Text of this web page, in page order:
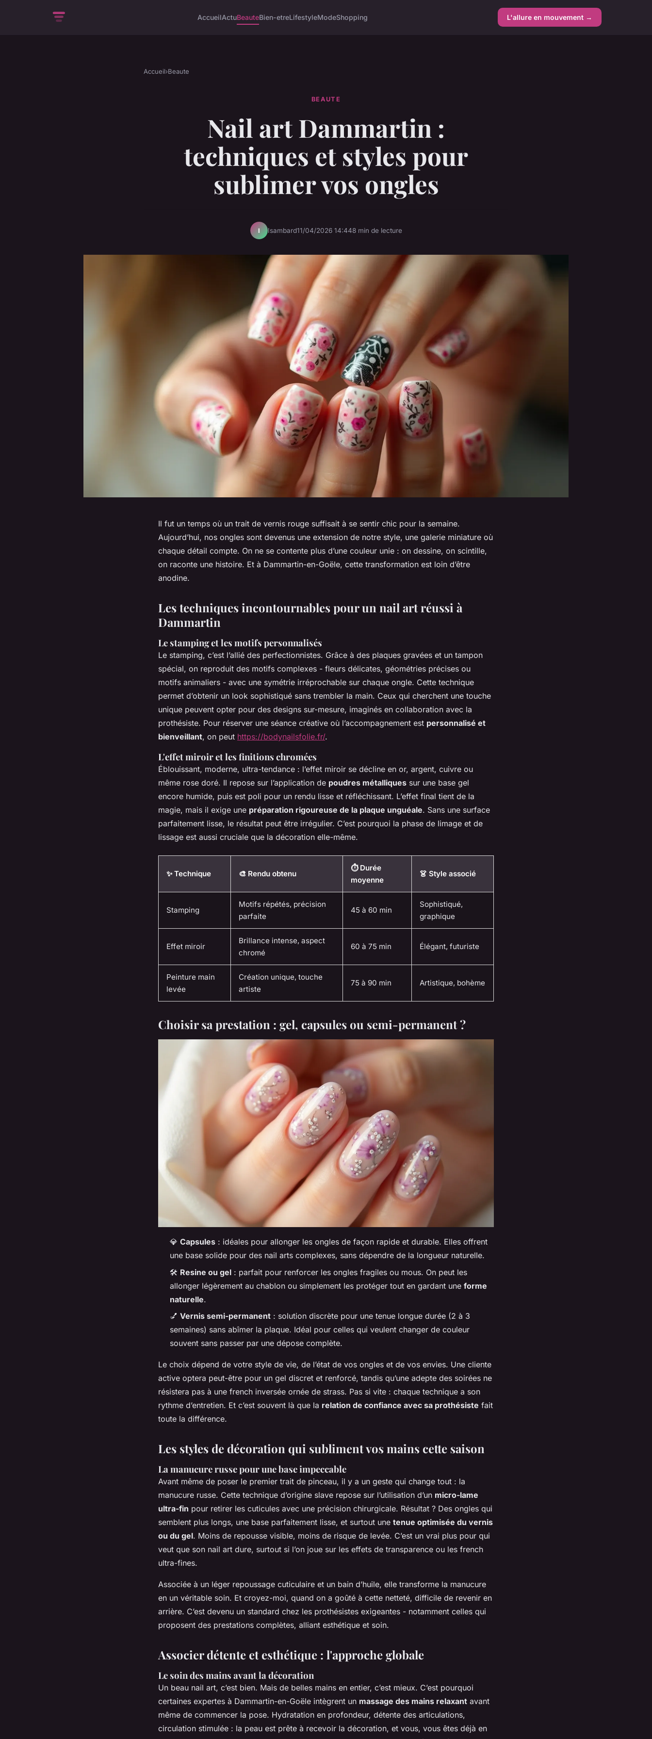
AccueilActuBeauteBien-etreLifestyleModeShopping L'allure en mouvement →
Accueil›Beaute
BEAUTE
Nail art Dammartin :
techniques et styles pour
sublimer vos ongles
I Isambard11/04/2026 14:448 min de lecture
Il fut un temps où un trait de vernis rouge suffisait à se sentir chic pour la semaine.
Aujourd’hui, nos ongles sont devenus une extension de notre style, une galerie miniature où
chaque détail compte. On ne se contente plus d’une couleur unie : on dessine, on scintille,
on raconte une histoire. Et à Dammartin-en-Goële, cette transformation est loin d’être
anodine.
Les techniques incontournables pour un nail art réussi à
Dammartin
Le stamping et les motifs personnalisés
Le stamping, c’est l’allié des perfectionnistes. Grâce à des plaques gravées et un tampon
spécial, on reproduit des motifs complexes - fleurs délicates, géométries précises ou
motifs animaliers - avec une symétrie irréprochable sur chaque ongle. Cette technique
permet d’obtenir un look sophistiqué sans trembler la main. Ceux qui cherchent une touche
unique peuvent opter pour des designs sur-mesure, imaginés en collaboration avec la
prothésiste. Pour réserver une séance créative où l’accompagnement est personnalisé et
bienveillant, on peut https://bodynailsfolie.fr/.
L'effet miroir et les finitions chromées
Éblouissant, moderne, ultra-tendance : l’effet miroir se décline en or, argent, cuivre ou
même rose doré. Il repose sur l’application de poudres métalliques sur une base gel
encore humide, puis est poli pour un rendu lisse et réfléchissant. L’effet final tient de la
magie, mais il exige une préparation rigoureuse de la plaque unguéale. Sans une surface
parfaitement lisse, le résultat peut être irrégulier. C’est pourquoi la phase de limage et de
lissage est aussi cruciale que la décoration elle-même.
✨ Technique 🎨 Rendu obtenu
⏱️ Durée
moyenne
👗 Style associé
Stamping
Motifs répétés, précision
parfaite
45 à 60 min
Sophistiqué,
graphique
Effet miroir
Brillance intense, aspect
chromé
60 à 75 min Élégant, futuriste
Peinture main
levée
Création unique, touche
artiste
75 à 90 min Artistique, bohème
Choisir sa prestation : gel, capsules ou semi-permanent ?
💎 Capsules : idéales pour allonger les ongles de façon rapide et durable. Elles offrent
une base solide pour des nail arts complexes, sans dépendre de la longueur naturelle.
🛠️ Resine ou gel : parfait pour renforcer les ongles fragiles ou mous. On peut les
allonger légèrement au chablon ou simplement les protéger tout en gardant une forme
naturelle.
💅 Vernis semi-permanent : solution discrète pour une tenue longue durée (2 à 3
semaines) sans abîmer la plaque. Idéal pour celles qui veulent changer de couleur
souvent sans passer par une dépose complète.
Le choix dépend de votre style de vie, de l’état de vos ongles et de vos envies. Une cliente
active optera peut-être pour un gel discret et renforcé, tandis qu’une adepte des soirées ne
résistera pas à une french inversée ornée de strass. Pas si vite : chaque technique a son
rythme d’entretien. Et c’est souvent là que la relation de confiance avec sa prothésiste fait
toute la différence.
Les styles de décoration qui subliment vos mains cette saison
La manucure russe pour une base impeccable
Avant même de poser le premier trait de pinceau, il y a un geste qui change tout : la
manucure russe. Cette technique d’origine slave repose sur l’utilisation d’un micro-lame
ultra-fin pour retirer les cuticules avec une précision chirurgicale. Résultat ? Des ongles qui
semblent plus longs, une base parfaitement lisse, et surtout une tenue optimisée du vernis
ou du gel. Moins de repousse visible, moins de risque de levée. C’est un vrai plus pour qui
veut que son nail art dure, surtout si l’on joue sur les effets de transparence ou les french
ultra-fines.
Associée à un léger repoussage cuticulaire et un bain d’huile, elle transforme la manucure
en un véritable soin. Et croyez-moi, quand on a goûté à cette netteté, difficile de revenir en
arrière. C’est devenu un standard chez les prothésistes exigeantes - notamment celles qui
proposent des prestations complètes, alliant esthétique et soin.
Associer détente et esthétique : l'approche globale
Le soin des mains avant la décoration
Un beau nail art, c’est bien. Mais de belles mains en entier, c’est mieux. C’est pourquoi
certaines expertes à Dammartin-en-Goële intègrent un massage des mains relaxant avant
même de commencer la pose. Hydratation en profondeur, détente des articulations,
circulation stimulée : la peau est prête à recevoir la décoration, et vous, vous êtes déjà en